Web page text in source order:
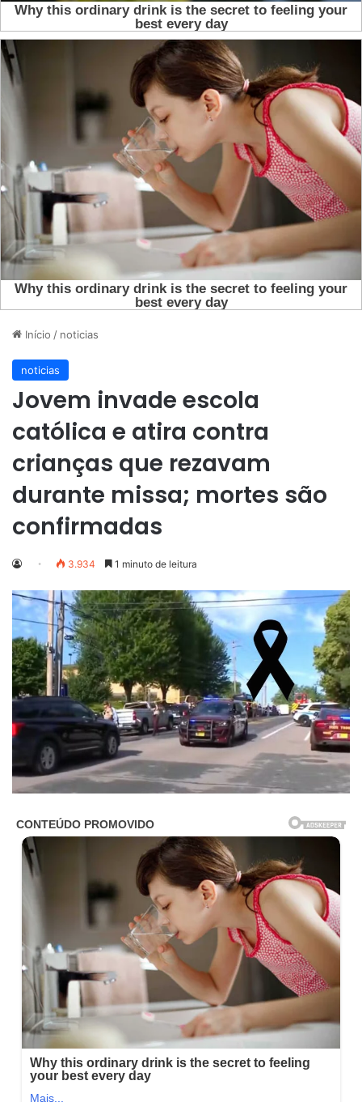
Início / noticias
noticias
Jovem invade escola
católica e atira contra
crianças que rezavam
durante missa; mortes são
confirmadas
3.934 1 minuto de leitura